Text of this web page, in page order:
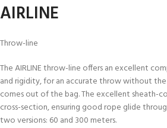
AIRLINE
Throw-line
The AIRLINE throw-line offers an excellent
and rigidity, for an accurate throw without
comes out of the bag. The excellent sheath-
cross-section, ensuring good rope glide
two versions: 60 and 300 meters.